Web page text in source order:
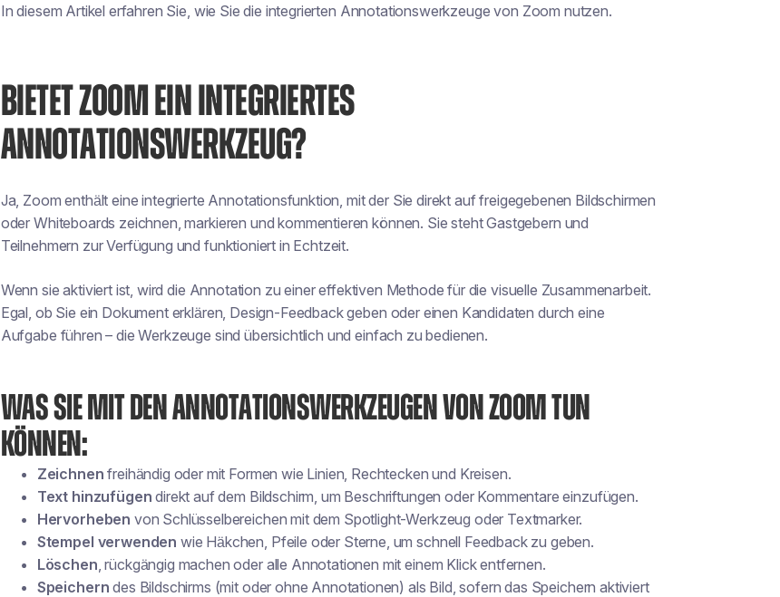
In diesem Artikel erfahren Sie, wie Sie die integrierten Annotationswerkzeuge von Zoom nutzen.
BIETET ZOOM EIN INTEGRIERTES
ANNOTATIONSWERKZEUG?
Ja, Zoom enthält eine integrierte Annotationsfunktion, mit der Sie direkt auf freigegebenen Bildschirmen
oder Whiteboards zeichnen, markieren und kommentieren können. Sie steht Gastgebern und
Teilnehmern zur Verfügung und funktioniert in Echtzeit.
Wenn sie aktiviert ist, wird die Annotation zu einer effektiven Methode für die visuelle Zusammenarbeit.
Egal, ob Sie ein Dokument erklären, Design-Feedback geben oder einen Kandidaten durch eine
Aufgabe führen – die Werkzeuge sind übersichtlich und einfach zu bedienen.
WAS SIE MIT DEN ANNOTATIONSWERKZEUGEN VON ZOOM TUN
KÖNNEN:
Zeichnen freihändig oder mit Formen wie Linien, Rechtecken und Kreisen.
Text hinzufügen direkt auf dem Bildschirm, um Beschriftungen oder Kommentare einzufügen.
Hervorheben von Schlüsselbereichen mit dem Spotlight-Werkzeug oder Textmarker.
Stempel verwenden wie Häkchen, Pfeile oder Sterne, um schnell Feedback zu geben.
Löschen, rückgängig machen oder alle Annotationen mit einem Klick entfernen.
Speichern des Bildschirms (mit oder ohne Annotationen) als Bild, sofern das Speichern aktiviert